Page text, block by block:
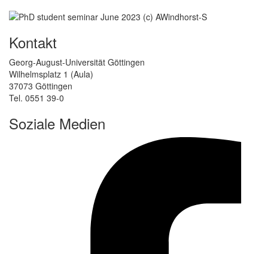
Kontakt
Georg-August-Universität Göttingen
Wilhelmsplatz 1 (Aula)
37073 Göttingen
Tel. 0551 39-0
Soziale Medien